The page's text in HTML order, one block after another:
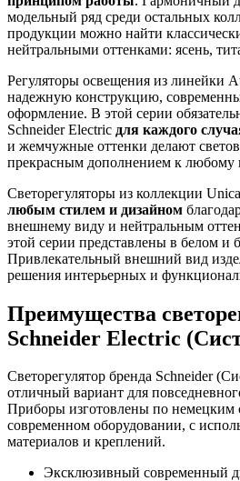
модельный ряд среди остальных
продукции можно найти
нейтральными оттенками: ясень,
Регуляторы освещения из линейки
надежную конструкцию,
оформление. В этой серии
Schneider Electric для каждого
и жемчужные оттенки делают
прекрасным дополнением к любому
Светорегуляторы из коллекции
любым стилем и дизайном
внешнему виду и нейтральным
этой серии представлены в белом и
Привлекательный внешний вид
решения интерьерных и
Преимущества
Schneider Electric
Светорегулятор бренда Schneider
отличный вариант для
Приборы изготовлены по немецким
современном оборудовании, с
материалов и креплений.
Эксклюзивный современный